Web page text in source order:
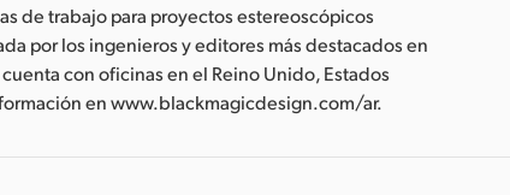
de trabajo para proyectos estereoscópicos
por los ingenieros y editores más destacados en
con oficinas en el Reino Unido, Estados
en www.blackmagicdesign.com/ar.